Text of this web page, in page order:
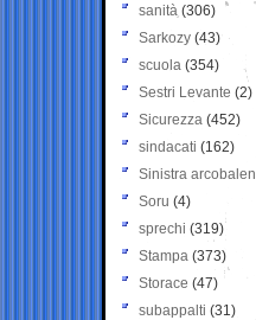
sanità (306)
Sarkozy (43)
scuola (354)
Sestri Levante (2)
Sicurezza (452)
sindacati (162)
Sinistra
Soru (4)
sprechi (319)
Stampa (373)
Storace (47)
subappalti (31)